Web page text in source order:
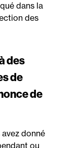
dans la
des
des
de
de
donné
ou